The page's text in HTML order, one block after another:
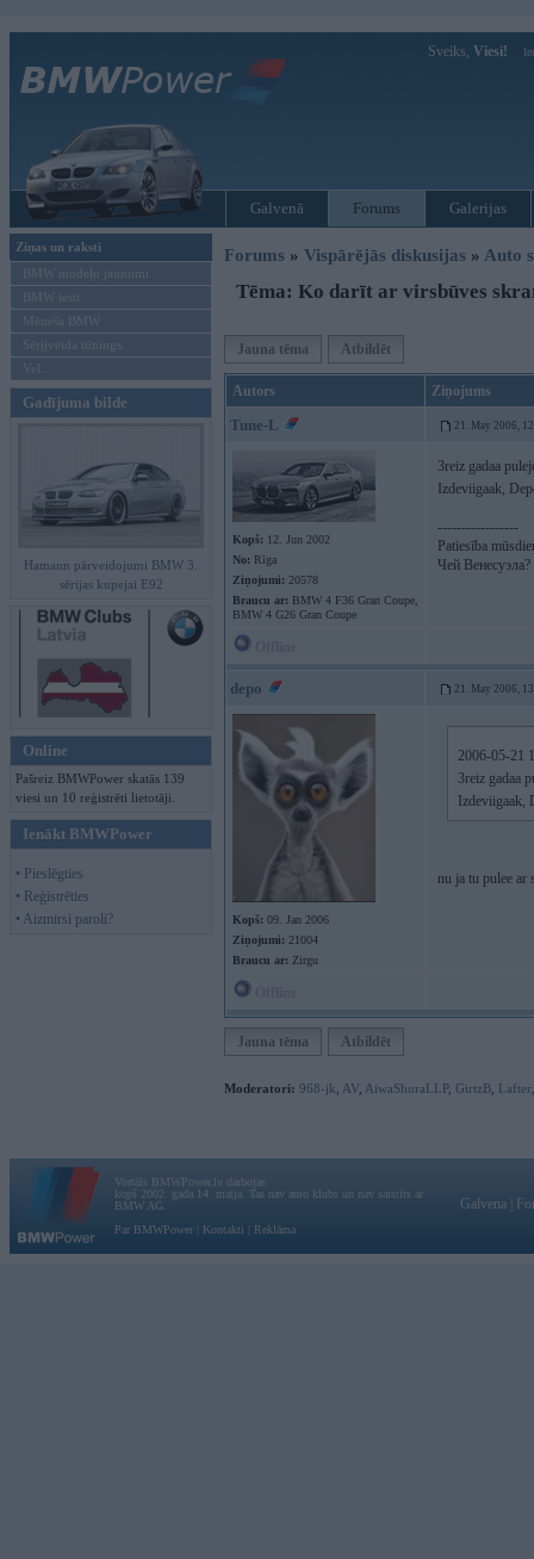
Sveiks, Viesi!
Galvenā Forums Galerijas
Ziņas un raksti
BMW modeļu jaunumi
BMW testi
Mēneša BMW
Sērijveida tūnings
Vel...
Gadījuma bilde
Hamann pārveidojumi BMW 3.
sērijas kupejai E92
Online
Pašreiz BMWPower skatās 139
viesi un 10 reģistrēti lietotāji.
Ienākt BMWPower
• Pieslēgties
• Reģistrēties
• Aizmirsi paroli?
Forums » Vispārējās diskusijas » Auto
Tēma: Ko darīt ar virsbūves
Jauna tēma Atbildēt
Autors Ziņojums
Tune-L 21. May 2006,
Kopš: 12. Jun 2002
No: Rīga
Ziņojumi: 20578
Braucu ar: BMW 4 F36 Gran Coupe,
BMW 4 G26 Gran Coupe
3reiz gadaa
Izdeviigaak,
-----------------
Patiesība
Чей Венесуэла?
depo 21. May 2006,
Kopš: 09. Jan 2006
Ziņojumi: 21004
Braucu ar: Zirgu
2006-05-21
3reiz gadaa
nu ja tu pulee
Jauna tēma Atbildēt
Moderatori: 968-jk AV AiwaShuraLLP, GirtzB Lafter
Vortāls BMWPower.lv darbojas
kopš 2002. gada 14. maija. Tas nav auto klubs un nav saistīts ar
BMW AG.
Par BMWPower
Kontakti Reklāma
Galvena